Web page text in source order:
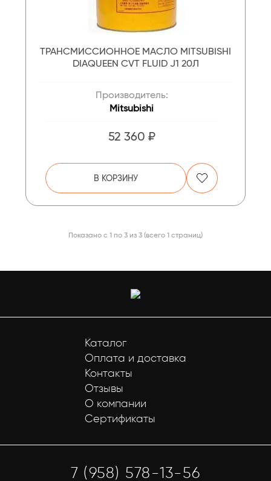
ТРАНСМИССИОННОЕ МАСЛО MITSUBISHI
DIAQUEEN CVT FLUID J1 20Л
Производитель:
Mitsubishi
52 360 ₽
В КОРЗИНУ
Показано с 1 по 3 из 3 (всего 1 страниц)
Каталог
Оплата и доставка
Контакты
Отзывы
О компании
Сертификаты
7 (958) 578-13-56